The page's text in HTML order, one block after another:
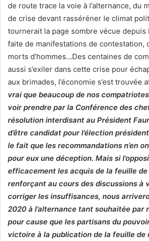
de route trace la voie à l’alternance, du
de crise devant rasséréner le climat
tournerait la page sombre vécue depuis
faite de manifestations de contestation,
morts d’hommes…Des centaines de
aussi s’exiler dans cette crise pour
aux brimades, l’économie s’est trouvée
vrai que beaucoup de nos
voir prendre par la Conférence des
résolution interdisant au Président
d’être candidat pour l’élection
le fait que les recommandations n’en
pour eux une déception. Mais si
efficacement les acquis de la feuille
renforçant au cours des discussions à
corriger les insuffisances, nous
2020 à l’alternance tant souhaitée par
pour cause que les partisans du
victoire à la publication de la feuille de